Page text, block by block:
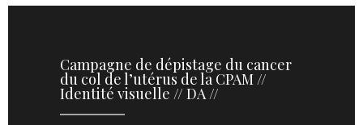
Campagne de dépistage du cancer
du col de l’utérus de la CPAM //
Identité visuelle // DA //